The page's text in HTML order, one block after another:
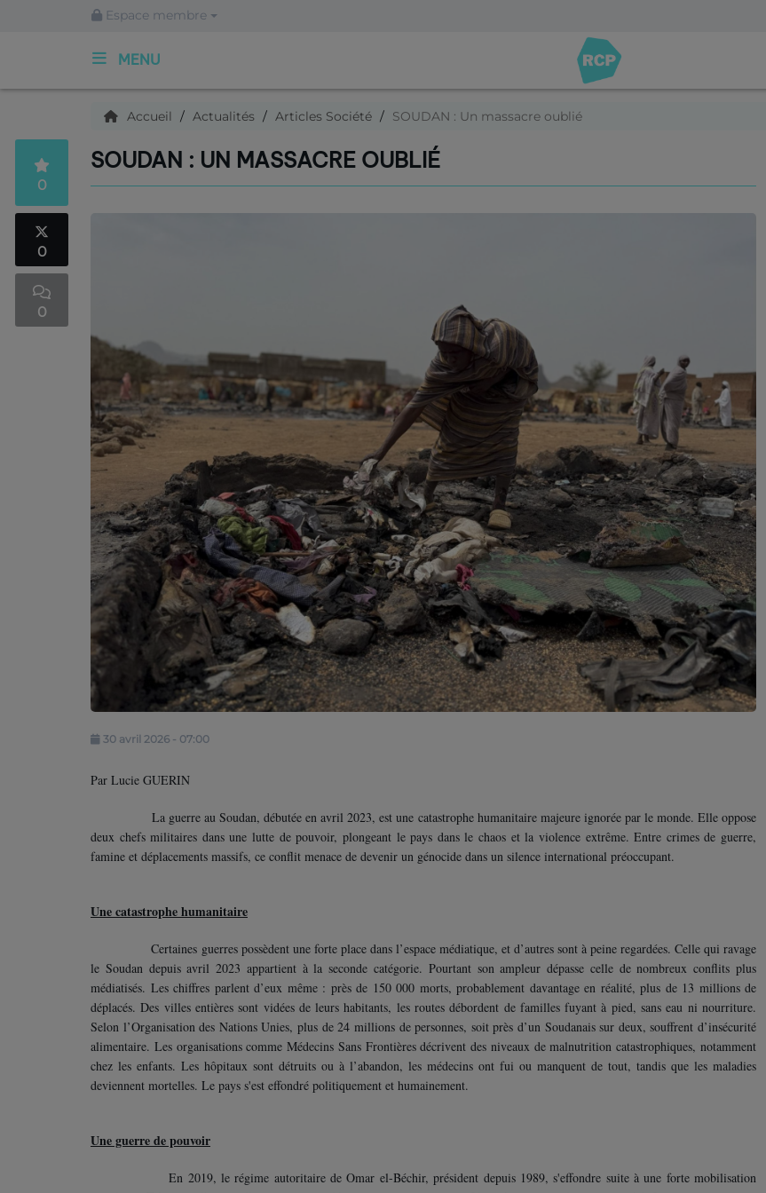
Espace membre
MENU
ACCUEIL
Qui sommes nous ?
Articles
Podcasts
C'est quoi ce titre ?
Accueil Actualités Articles Société SOUDAN : Un massacre oublié
SOUDAN : UN MASSACRE OUBLIÉ
0
0
0
30 avril 2026 - 07:00
Par Lucie GUERIN
La guerre au Soudan, débutée en avril 2023, est une catastrophe humanitaire majeure ignorée par le monde. Elle oppose
deux chefs militaires dans une lutte de pouvoir, plongeant le pays dans le chaos et la violence extrême. Entre crimes de guerre,
famine et déplacements massifs, ce conflit menace de devenir un génocide dans un silence international préoccupant.
Une catastrophe humanitaire
Certaines guerres possèdent une forte place dans l’espace médiatique, et d’autres sont à peine regardées. Celle qui ravage
le Soudan depuis avril 2023 appartient à la seconde catégorie. Pourtant son ampleur dépasse celle de nombreux conflits plus
médiatisés. Les chiffres parlent d’eux même : près de 150 000 morts, probablement davantage en réalité, plus de 13 millions de
déplacés. Des villes entières sont vidées de leurs habitants, les routes débordent de familles fuyant à pied, sans eau ni nourriture.
Selon l’Organisation des Nations Unies, plus de 24 millions de personnes, soit près d’un Soudanais sur deux, souffrent d’insécurité
alimentaire. Les organisations comme Médecins Sans Frontières décrivent des niveaux de malnutrition catastrophiques, notamment
chez les enfants. Les hôpitaux sont détruits ou à l’abandon, les médecins ont fui ou manquent de tout, tandis que les maladies
deviennent mortelles. Le pays s'est effondré politiquement et humainement.
Une guerre de pouvoir
En 2019, le régime autoritaire de Omar el-Béchir, président depuis 1989, s'effondre suite à une forte mobilisation